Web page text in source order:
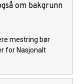
om bakgrunn
mestring bør
for Nasjonalt